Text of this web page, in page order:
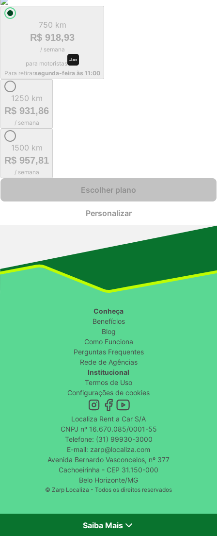
750 km
R$ 918,93
/ semana
para motoristas
Para retirarsegunda-feira às 11:00
1250 km
R$ 931,86
/ semana
1500 km
R$ 957,81
/ semana
Escolher plano
Personalizar
Conheça
Benefícios
Blog
Como Funciona
Perguntas Frequentes
Rede de Agências
Institucional
Termos de Uso
Configurações de cookies
Localiza Rent a Car S/A
CNPJ nº 16.670.085/0001-55
Telefone: (31) 99930-3000
E-mail: zarp@localiza.com
Avenida Bernardo Vasconcelos, nº 377
Cachoeirinha - CEP 31.150-000
Belo Horizonte/MG
© Zarp Localiza - Todos os direitos reservados
Saiba Mais